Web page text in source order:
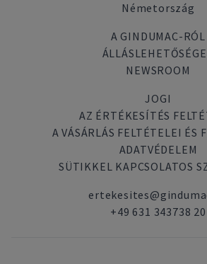
Németország
A GINDUMAC-RÓL
NEWSROOM
JOGI
AZ ÉRTÉKESÍTÉS
A VÁSÁRLÁS FELTÉTELEI ÉS
ADATVÉDELEM
SÜTIKKEL KAPCSOLATOS
+49 631 343738 20